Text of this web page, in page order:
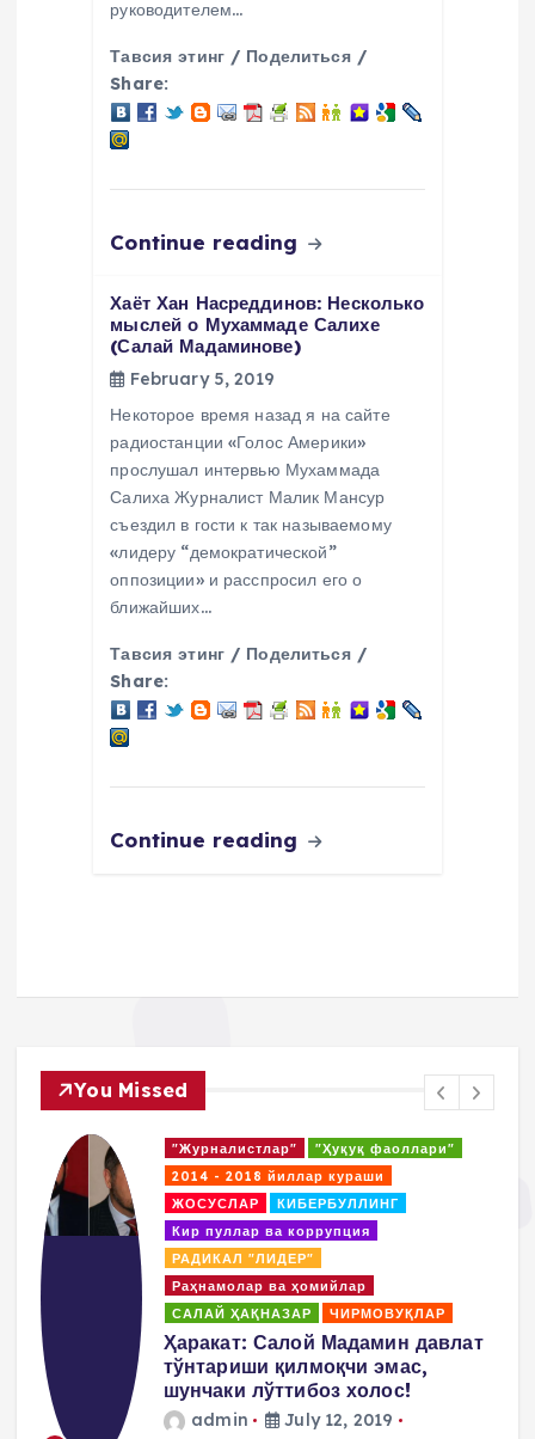
руководителем…
Тавсия этинг / Поделиться /
Share:
Continue reading
Хаёт Хан Насреддинов: Несколько
мыслей о Мухаммаде Салихе
(Салай Мадаминове)
February 5, 2019
Некоторое время назад я на сайте
радиостанции «Голос Америки»
прослушал интервью Мухаммада
Салиха Журналист Малик Мансур
съездил в гости к так называемому
«лидеру “демократической”
оппозиции» и расспросил его о
ближайших…
Тавсия этинг / Поделиться /
Share:
Continue reading
You Missed
"Журналистлар"
"Ҳуқуқ фаоллари"
2014 - 2018 йиллар кураши
ЖОСУСЛАР
КИБЕРБУЛЛИНГ
Кир пуллар ва коррупция
РАДИКАЛ "ЛИДЕР"
Раҳнамолар ва ҳомийлар
САЛАЙ ҲАҚНАЗАР
ЧИРМОВУҚЛАР
Ҳаракат: Салой Мадамин давлат
тўнтариши қилмоқчи эмас,
шунчаки лўттибоз холос!
admin
July 12, 2019